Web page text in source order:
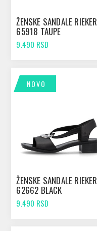
ŽENSKE SANDALE RIEKER
65918 TAUPE
9.490 RSD
NOVO
ŽENSKE SANDALE RIEKER
62662 BLACK
9.490 RSD